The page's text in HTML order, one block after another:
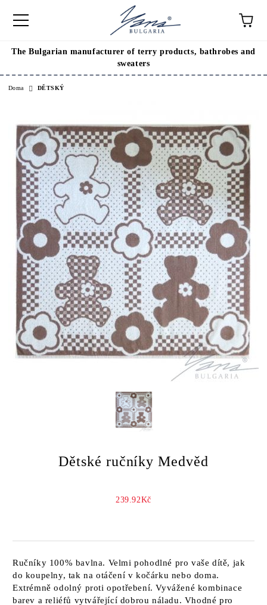
The Bulgarian manufacturer of terry products, bathrobes and
sweaters
Doma DĚTSKÝ
Dětské ručníky Medvěd
239.92Kč
Ručníky 100% bavlna. Velmi pohodlné pro vaše dítě, jak
do koupelny, tak na otáčení v kočárku nebo doma.
Extrémně odolný proti opotřebení. Vyvážené kombinace
barev a reliéfů vytvářející dobrou náladu. Vhodné pro